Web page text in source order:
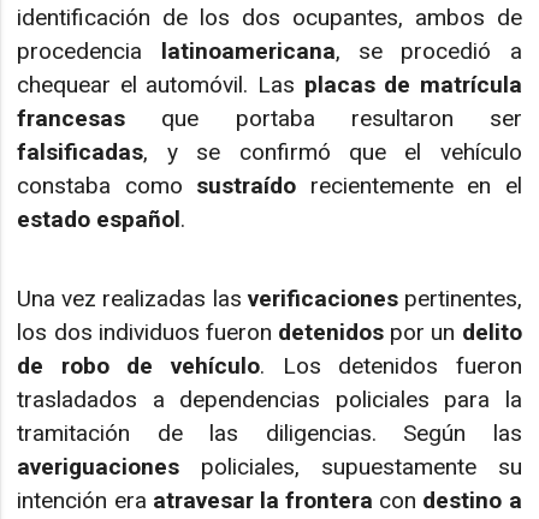
identificación de los dos ocupantes, ambos de
procedencia latinoamericana, se procedió a
chequear el automóvil. Las placas de matrícula
francesas que portaba resultaron ser
falsificadas, y se confirmó que el vehículo
constaba como sustraído recientemente en el
estado español.
Una vez realizadas lasverificacionespertinentes,
los dos individuos fueron detenidos por un delito
de robo de vehículo. Los detenidos fueron
trasladados a dependencias policiales para la
tramitación de las diligencias. Según las
averiguaciones policiales, supuestamente su
intención era atravesar la frontera con destino a